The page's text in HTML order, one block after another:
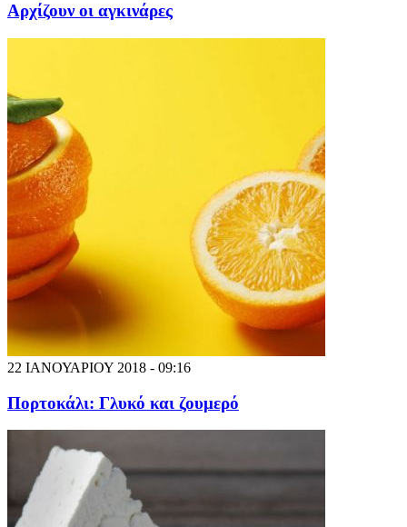
Αρχίζουν οι αγκινάρες
22 ΙΑΝΟΥΑΡΙΟΥ 2018 - 09:16
Πορτοκάλι: Γλυκό και ζουμερό